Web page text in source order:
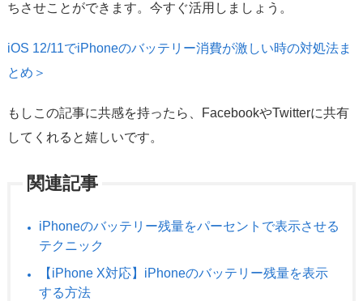
ちさせことができます。今すぐ活用しましょう。
iOS 12/11でiPhoneのバッテリー消費が激しい時の対処法ま
とめ＞
もしこの記事に共感を持ったら、FacebookやTwitterに共有
してくれると嬉しいです。
関連記事
iPhoneのバッテリー残量をパーセントで表示させる
テクニック
【iPhone X対応】iPhoneのバッテリー残量を表示
する方法